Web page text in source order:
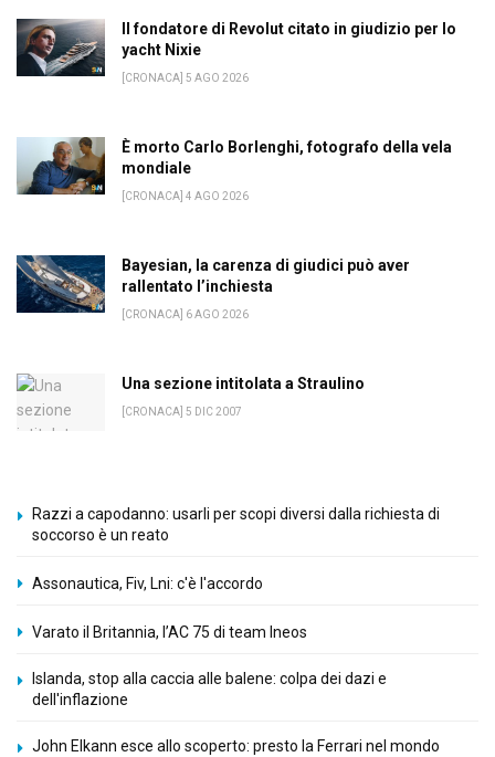
Il fondatore di Revolut citato in giudizio per lo
yacht Nixie
[CRONACA] 5 AGO 2026
È morto Carlo Borlenghi, fotografo della vela
mondiale
[CRONACA] 4 AGO 2026
Bayesian, la carenza di giudici può aver
rallentato l’inchiesta
[CRONACA] 6 AGO 2026
Una sezione intitolata a Straulino
[CRONACA] 5 DIC 2007
Razzi a capodanno: usarli per scopi diversi dalla richiesta di
soccorso è un reato
Assonautica, Fiv, Lni: c'è l'accordo
Varato il Britannia, l’AC 75 di team Ineos
Islanda, stop alla caccia alle balene: colpa dei dazi e
dell'inflazione
John Elkann esce allo scoperto: presto la Ferrari nel mondo